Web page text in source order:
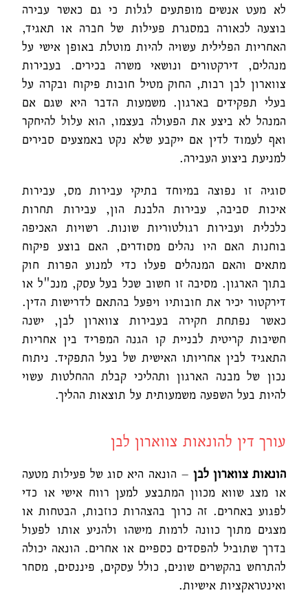
לא מעט אנשים מופתעים לגלות כי גם כאשר עבירה
בוצעה לכאורה במסגרת פעילות של חברה או תאגיד,
האחריות הפלילית עשויה להיות מוטלת באופן אישי על
מנהלים, דירקטורים ונושאי משרה בכירים. בעבירות
צווארון לבן רבות, החוק מטיל חובות פיקוח ובקרה על
בעלי תפקידים בארגון. משמעות הדבר היא שגם אם
המנהל לא ביצע את הפעולה בעצמו, הוא עלול להיחקר
ואף לעמוד לדין אם ייקבע שלא נקט באמצעים סבירים
למניעת ביצוע העבירה.
סוגיה זו נפוצה במיוחד בתיקי עבירות מס, עבירות
איכות סביבה, עבירות הלבנת הון, עבירות תחרות
כלכלית ועבירות רגולטוריות שונות. רשויות האכיפה
בוחנות האם היו נהלים מסודרים, האם בוצע פיקוח
מתאים והאם המנהלים פעלו כדי למנוע הפרות חוק
בתוך הארגון. מסיבה זו חשוב שכל בעל עסק, מנכ"ל או
דירקטור יכיר את חובותיו ויפעל בהתאם לדרישות הדין.
כאשר נפתחת חקירה בעבירות צווארון לבן, ישנה
חשיבות קריטית לבניית קו הגנה המפריד בין אחריות
התאגיד לבין אחריותו האישית של בעל התפקיד. ניתוח
נכון של מבנה הארגון ותהליכי קבלת ההחלטות עשוי
להיות בעל השפעה משמעותית על תוצאות ההליך.
עורך דין להונאות צווארון לבן
הונאות צווארון לבן – הונאה היא סוג של פעילות מטעה
או מצג שווא מכוון המתבצע למען רווח אישי או כדי
לפגוע באחרים. זה כרוך בהצהרות כוזבות, הבטחות או
מצגים מתוך כוונה לרמות מישהו ולהניע אותו לפעול
בדרך שתוביל להפסדים כספיים או אחרים. הונאה יכולה
להתרחש בהקשרים שונים, כולל עסקים, פיננסים, מסחר
ואינטראקציות אישיות.